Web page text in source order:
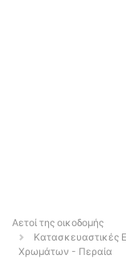
Αετοί της οικοδομής
Κατασκευαστικές
Χρωμάτων - Περαία